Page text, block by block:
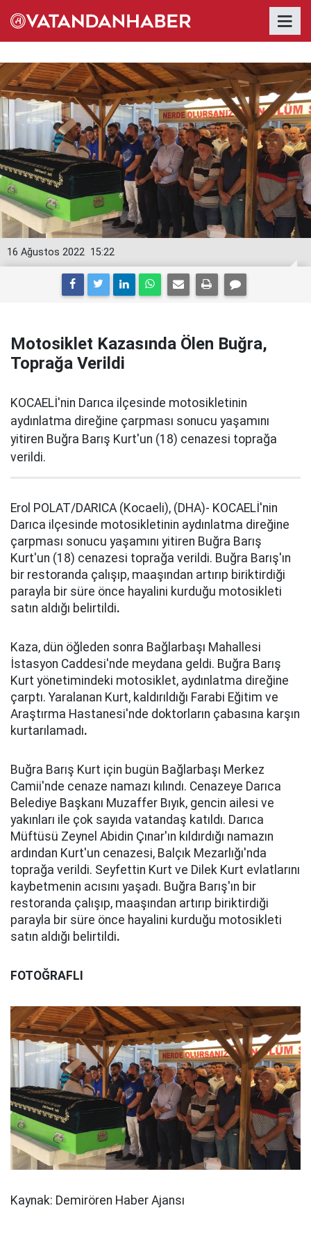
15:22
16 Ağustos 2022
Motosiklet Kazasında Ölen Buğra,
Toprağa Verildi
KOCAELİ'nin Darıca ilçesinde motosikletinin
aydınlatma direğine çarpması sonucu yaşamını
yitiren Buğra Barış Kurt'un (18) cenazesi toprağa
verildi.
Erol POLAT/DARICA (Kocaeli), (DHA)- KOCAELİ'nin
Darıca ilçesinde motosikletinin aydınlatma direğine
çarpması sonucu yaşamını yitiren Buğra Barış
Kurt'un (18) cenazesi toprağa verildi. Buğra Barış'ın
bir restoranda çalışıp, maaşından artırıp biriktirdiği
parayla bir süre önce hayalini kurduğu motosikleti
satın aldığı belirtildi.
Kaza, dün öğleden sonra Bağlarbaşı Mahallesi
İstasyon Caddesi'nde meydana geldi. Buğra Barış
Kurt yönetimindeki motosiklet, aydınlatma direğine
çarptı. Yaralanan Kurt, kaldırıldığı Farabi Eğitim ve
Araştırma Hastanesi'nde doktorların çabasına karşın
kurtarılamadı.
Buğra Barış Kurt için bugün Bağlarbaşı Merkez
Camii'nde cenaze namazı kılındı. Cenazeye Darıca
Belediye Başkanı Muzaffer Bıyık, gencin ailesi ve
yakınları ile çok sayıda vatandaş katıldı. Darıca
Müftüsü Zeynel Abidin Çınar'ın kıldırdığı namazın
ardından Kurt'un cenazesi, Balçık Mezarlığı'nda
toprağa verildi. Seyfettin Kurt ve Dilek Kurt evlatlarını
kaybetmenin acısını yaşadı. Buğra Barış'ın bir
restoranda çalışıp, maaşından artırıp biriktirdiği
parayla bir süre önce hayalini kurduğu motosikleti
satın aldığı belirtildi.
FOTOĞRAFLI
Kaynak: Demirören Haber Ajansı